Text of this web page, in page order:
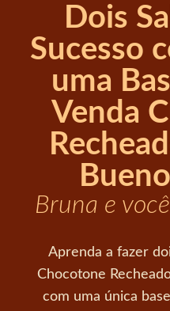
Dois
Sucesso
uma
Venda
Bruna e
Aprenda a fazer
Chocotone
com uma única